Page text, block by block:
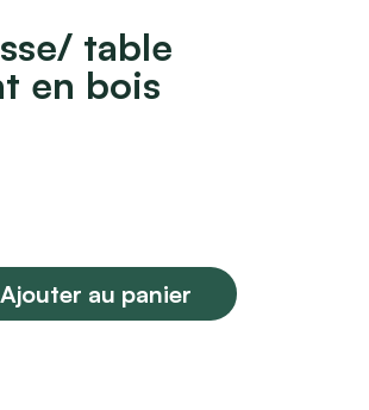
table
en bois
Ajouter au panier